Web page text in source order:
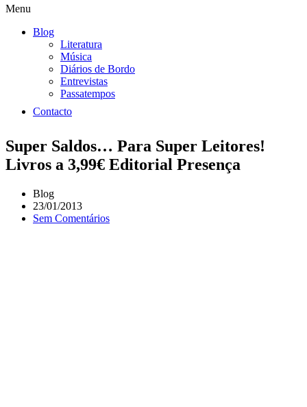
Menu
Blog
Literatura
Música
Diários de Bordo
Entrevistas
Passatempos
Contacto
Super Saldos… Para Super Leitores!
Livros a 3,99€ Editorial Presença
Blog
23/01/2013
Sem Comentários